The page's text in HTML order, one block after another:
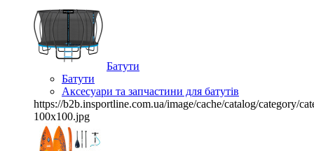
Батути
Батути
Аксесуари та запчастини для батутів
https://b2b.insportline.com.ua/image/cache/catalog/category/
100x100.jpg